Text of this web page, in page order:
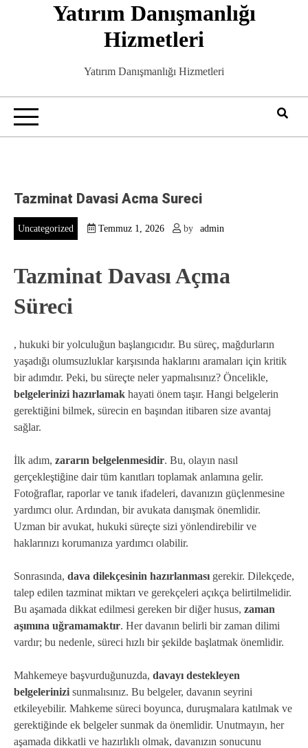
Yatırım Danışmanlığı
Hizmetleri
Yatırım Danışmanlığı Hizmetleri
Tazminat Davasi Acma Sureci
Uncategorized Temmuz 1, 2026 by admin
Tazminat Davası Açma
Süreci
, hukuki bir yolculuğun başlangıcıdır. Bu süreç, mağdurların
yaşadığı olumsuzluklar karşısında haklarını aramaları için kritik
bir adımdır. Peki, bu süreçte neler yapmalısınız? Öncelikle,
belgelerinizi hazırlamak hayati önem taşır. Hangi belgelerin
gerektiğini bilmek, sürecin en başından itibaren size avantaj
sağlar.
İlk adım, zararın belgelenmesidir. Bu, olayın nasıl
gerçekleştiğine dair tüm kanıtları toplamak anlamına gelir.
Fotoğraflar, raporlar ve tanık ifadeleri, davanızın güçlenmesine
yardımcı olur. Ardından, bir avukata danışmak önemlidir.
Uzman bir avukat, hukuki süreçte sizi yönlendirebilir ve
haklarınızı korumanıza yardımcı olabilir.
Sonrasında, dava dilekçesinin hazırlanması gerekir. Dilekçede,
talep edilen tazminat miktarı ve gerekçeleri açıkça belirtilmelidir.
Bu aşamada dikkat edilmesi gereken bir diğer husus, zaman
aşımına uğramamaktır. Her davanın belirli bir zaman dilimi
vardır; bu nedenle, süreci hızlı bir şekilde başlatmak önemlidir.
Mahkemeye başvurduğunuzda, davayı destekleyen
belgelerinizi sunmalısınız. Bu belgeler, davanın seyrini
etkileyebilir. Mahkeme süreci boyunca, duruşmalara katılmak ve
gerektiğinde ek belgeler sunmak da önemlidir. Unutmayın, her
aşamada dikkatli ve hazırlıklı olmak, davanızın sonucunu